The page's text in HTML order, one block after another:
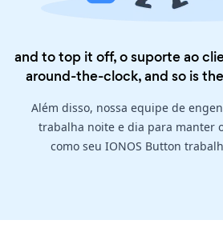
and to top it off, o suporte ao
around-the-clock, and so is the
Além disso, nossa equipe de
trabalha noite e dia para manter
como seu IONOS Button